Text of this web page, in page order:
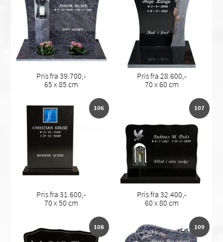
Pris fra 39.700,-
65 x 85 cm
Pris fra 28.600,-
70 x 60 cm
106
Pris fra 31.600,-
70 x 50 cm
107
Pris fra 32.400,-
60 x 80 cm
108 109